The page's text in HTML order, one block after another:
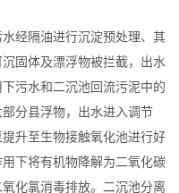
经隔油进行沉淀预处理、其
固体及漂浮物被拦截，出水
污水和二沉池回流污泥中的
分县浮物，出水进入调节
升至生物接触氧化池进行好
下将有机物降解为二氧化碳
化氯消毒排放。二沉池分离